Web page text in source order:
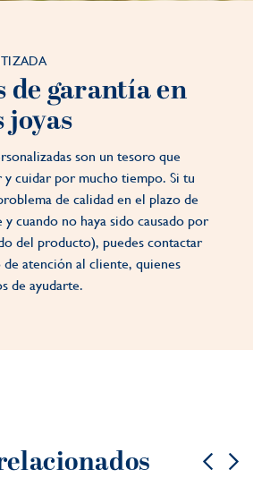
de garantía en
joyas
son un tesoro que
y cuidar por mucho tiempo. Si tu
de calidad en el plazo de
y cuando no haya sido causado por
del producto), puedes contactar
atención al cliente, quienes
de ayudarte.